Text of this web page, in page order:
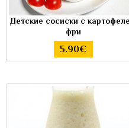
Детские сосиски с
фри
5.90€